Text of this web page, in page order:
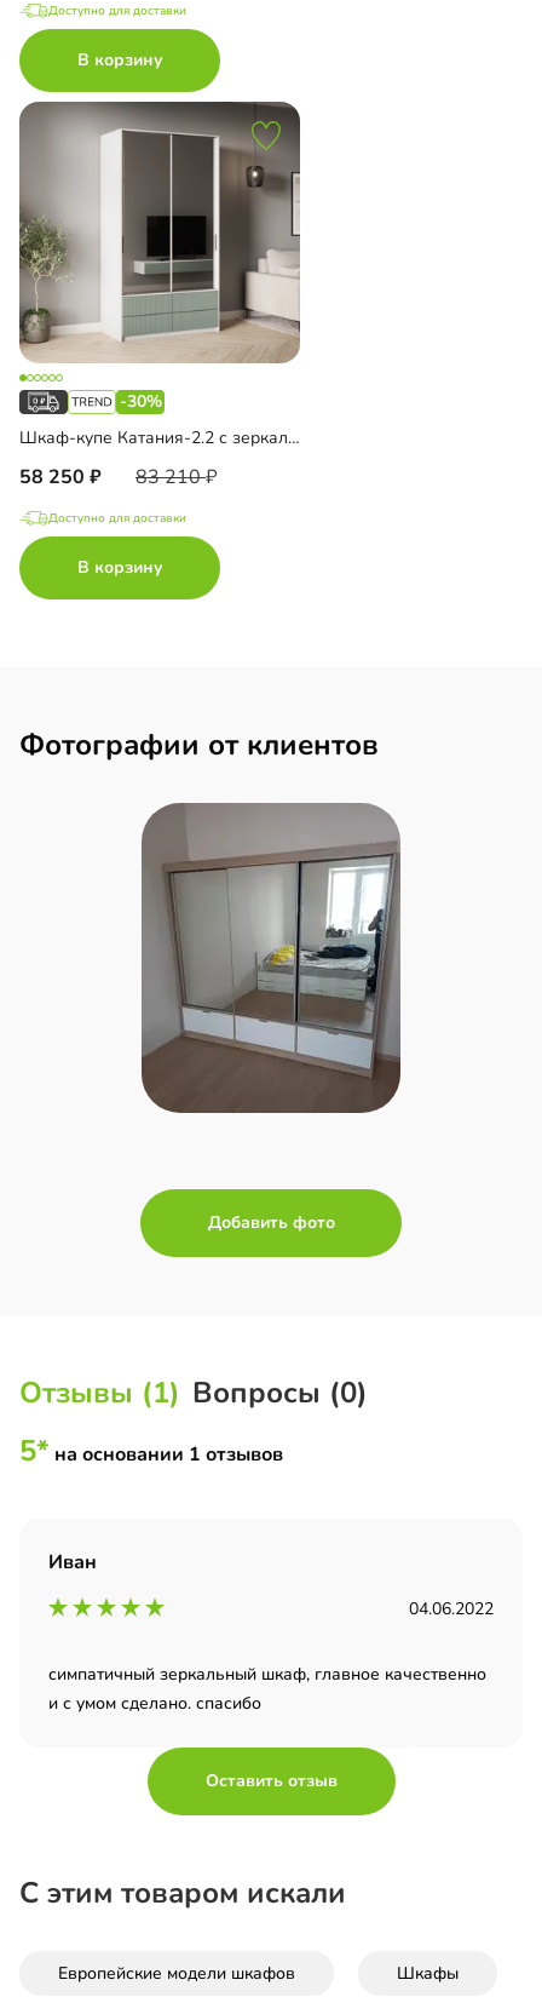
Доступно для доставки
В корзину
-30%
Шкаф-купе Катания-2.2 с зеркалом
58 250 83 210
Доступно для доставки
В корзину
Фотографии от клиентов
Добавить фото
Отзывы (1) Вопросы (0)
5* на основании 1 отзывов
Иван
04.06.2022
симпатичный зеркальный шкаф, главное качественно
и с умом сделано. спасибо
Оставить отзыв
С этим товаром искали
Европейские модели шкафов Шкафы